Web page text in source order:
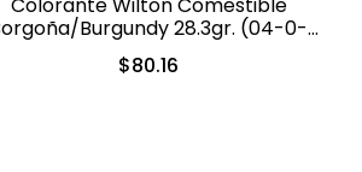
Colorante Wilton Comestible
Burgundy 28.3gr. (04-0-
0050)
$80.16